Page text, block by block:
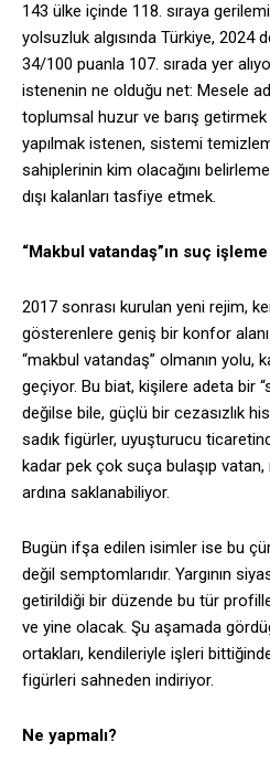
143 ülke içinde 118. sıraya
yolsuzluk algısında Türkiye, 2024
34/100 puanla 107. sırada yer
istenenin ne olduğu net: Mesele
toplumsal huzur ve barış
yapılmak istenen, sistemi
sahiplerinin kim olacağını
dışı kalanları tasfiye etmek.
“Makbul vatandaş”ın suç
2017 sonrası kurulan yeni rejim,
gösterenlere geniş bir konfor
“makbul vatandaş” olmanın yolu,
geçiyor. Bu biat, kişilere adeta bir
değilse bile, güçlü bir cezasızlık
sadık figürler, uyuşturucu
kadar pek çok suça bulaşıp
ardına saklanabiliyor.
Bugün ifşa edilen isimler ise bu
değil semptomlarıdır. Yargının
getirildiği bir düzende bu tür
ve yine olacak. Şu aşamada
ortakları, kendileriyle işleri
figürleri sahneden indiriyor.
Ne yapmalı?